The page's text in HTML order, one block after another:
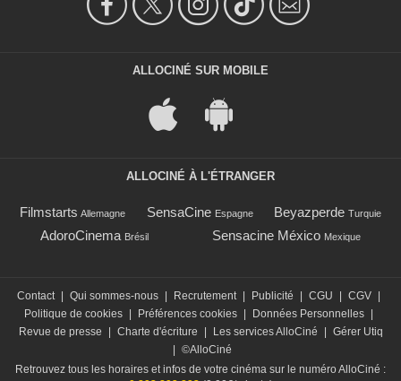
ALLOCINÉ SUR MOBILE
ALLOCINÉ À L'ÉTRANGER
Filmstarts Allemagne SensaCine Espagne Beyazperde Turquie
AdoroCinema Brésil Sensacine México Mexique
Contact | Qui sommes-nous | Recrutement | Publicité | CGU | CGV |
Politique de cookies | Préférences cookies | Données Personnelles |
Revue de presse
| Charte d'écriture | Les services AlloCiné | Gérer Utiq
| ©AlloCiné
Retrouvez tous les horaires et infos de votre cinéma sur le numéro AlloCiné :